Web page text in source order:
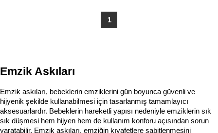
1
Emzik Askıları
Emzik askıları, bebeklerin emziklerini gün boyunca güvenli ve
hijyenik şekilde kullanabilmesi için tasarlanmış tamamlayıcı
aksesuarlardır. Bebeklerin hareketli yapısı nedeniyle emziklerin sık
sık düşmesi hem hijyen hem de kullanım konforu açısından sorun
yaratabilir. Emzik askıları, emziğin kıyafetlere sabitlenmesini